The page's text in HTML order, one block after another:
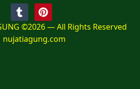
©2026 — All Rights Reserved
nujatiagung.com